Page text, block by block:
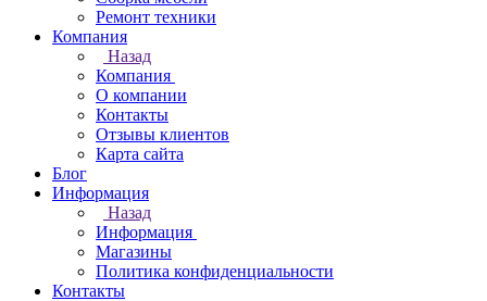
Ремонт техники
Компания
Назад
Компания
О компании
Контакты
Отзывы клиентов
Карта сайта
Блог
Информация
Назад
Информация
Магазины
Политика конфиденциальности
Контакты